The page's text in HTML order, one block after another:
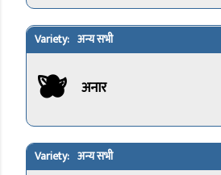
अन्य सभी
🫐 अनार
अन्य सभी